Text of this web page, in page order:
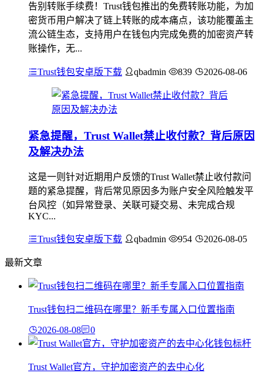
告别转账手续费！Trust钱包推出的免费转账功能，为加
密货币用户解决了链上转账的成本痛点，该功能覆盖主
流公链生态，支持用户在钱包内完成免费的加密资产转
账操作，无...
Trust钱包安卓版下载 qbadmin 839 2026-08-06
紧急提醒，Trust Wallet禁止收付款？背后原因
及解决办法
这是一则针对近期用户反馈的Trust Wallet禁止收付款问
题的紧急提醒，背后常见原因多为账户安全风险触发平
台风控（如异常登录、关联可疑交易、未完成合规
KYC...
Trust钱包安卓版下载 qbadmin 954 2026-08-05
最新文章
Trust钱包扫二维码在哪里？新手专属入口位置指南
2026-08-08 0
Trust Wallet官方，守护加密资产的去中心化